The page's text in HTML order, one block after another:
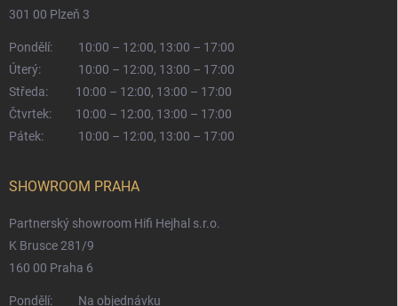
301 00 Plzeň 3
Pondělí:
10:00 – 12:00, 13:00 – 17:00
Úterý:
10:00 – 12:00, 13:00 – 17:00
Středa:
10:00 – 12:00, 13:00 – 17:00
Čtvrtek:
10:00 – 12:00, 13:00 – 17:00
Pátek:
10:00 – 12:00, 13:00 – 17:00
SHOWROOM PRAHA
Partnerský showroom Hifi Hejhal s.r.o.
K Brusce 281/9
160 00 Praha 6
Pondělí:
Na objednávku